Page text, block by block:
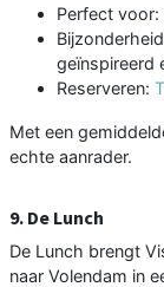
Perfect voor:
geïnspireerd
Reserveren:
Met een
echte aanrader.
9. De Lunch
De Lunch brengt
naar Volendam in